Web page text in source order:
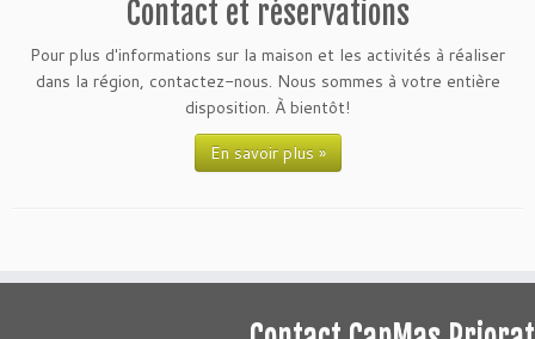
Contact et réservations
Pour plus d'informations sur la maison et les activités à réaliser
dans la région, contactez-nous. Nous sommes à votre entière
disposition. À bientôt!
En savoir plus »